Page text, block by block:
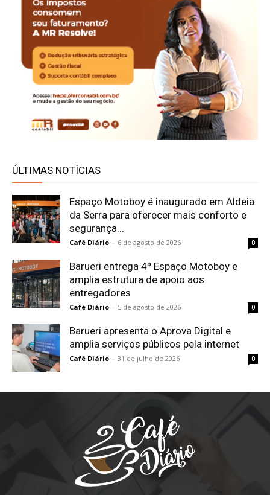
ÚLTIMAS NOTÍCIAS
Espaço Motoboy é inaugurado em Aldeia
da Serra para oferecer mais conforto e
segurança...
Café Diário - 6 de agosto de 2026 0
Barueri entrega 4º Espaço Motoboy e
amplia estrutura de apoio aos
entregadores
Café Diário - 5 de agosto de 2026 0
Barueri apresenta o Aprova Digital e
amplia serviços públicos pela internet
Café Diário - 31 de julho de 2026 0